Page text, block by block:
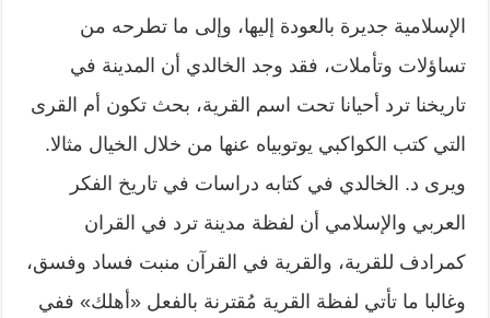
الإسلامية جديرة بالعودة إليها، وإلى ما تطرحه من
تساؤلات وتأملات، فقد وجد الخالدي أن المدينة في
تاريخنا ترد أحيانا تحت اسم القرية، بحث تكون أم القرى
التي كتب الكواكبي يوتوبياه عنها من خلال الخيال مثالا.
ويرى د. الخالدي في كتابه دراسات في تاريخ الفكر
العربي والإسلامي أن لفظة مدينة ترد في القران
كمرادف للقرية، والقرية في القرآن منبت فساد وفسق،
وغالبا ما تأتي لفظة القرية مُقترنة بالفعل «أهلك» ففي